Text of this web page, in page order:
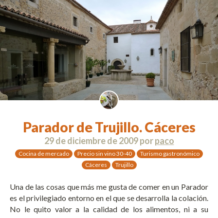
Parador de Trujillo. Cáceres
29 de diciembre de 2009porpaco
Cocina de mercado Precio sin vino 30-40
Turismo gastronómico
Cáceres
Trujillo
Una de las cosas que más me gusta de comer en un Parador
es el privilegiado entorno en el que se desarrolla la colación.
No le quito valor a la calidad de los alimentos, ni a su